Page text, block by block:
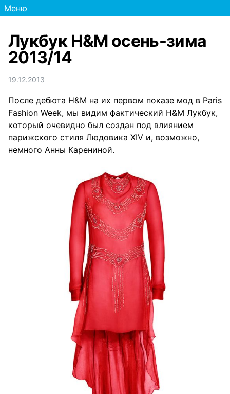
Меню
Лукбук H&M осень-зима
2013/14
19.12.2013
После дебюта H&M на их первом показе мод в Paris
Fashion Week, мы видим фактический H&M Лукбук,
который очевидно был создан под влиянием
парижского стиля Людовика XIV и, возможно,
немного Анны Карениной.